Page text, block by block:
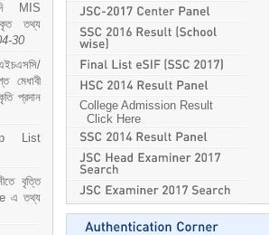
MIS
তথ্য
30
মেধাবী
প্রদান
List
বৃত্তি
এ তথ্য
College Admission Result
Click Here